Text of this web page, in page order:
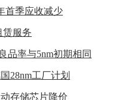
首季应收减少
赁服务
良品率与5nm初期相同
28nm工厂计划
存储芯片降价